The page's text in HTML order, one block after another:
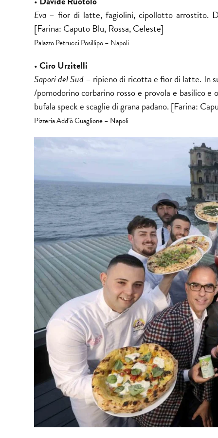
Eva– fior di latte, fagiolini, cipollotto arrostito.
[Farina: Caputo Blu, Rossa, Celeste]
Palazzo Petrucci Posillipo – Napoli
•Ciro Urzitelli
Sapori del Sud– ripieno di ricotta e fior di latte. In
/pomodorino corbarino rosso e provola e basilico
bufala speck e scaglie di grana padano. [Farina:
Pizzeria Add’ò Guaglione – Napoli